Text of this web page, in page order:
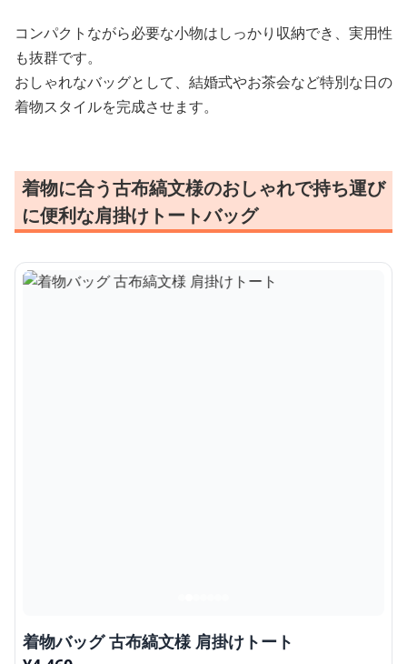
コンパクトながら必要な小物はしっかり収納でき、実用性
も抜群です。
おしゃれなバッグとして、結婚式やお茶会など特別な日の
着物スタイルを完成させます。
着物に合う古布縞文様のおしゃれで持ち運び
に便利な肩掛けトートバッグ
着物バッグ 古布縞文様 肩掛けトート